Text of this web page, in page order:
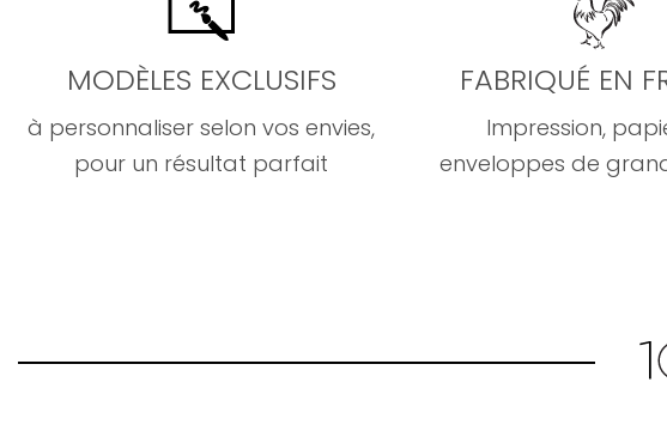
MODÈLES EXCLUSIFS
à personnaliser selon vos envies,
pour un résultat parfait
FABRIQUÉ EN
Impression,
enveloppes de